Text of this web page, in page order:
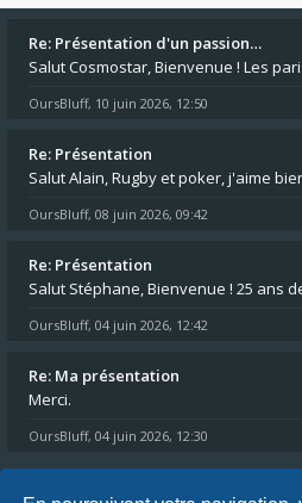
Re: Présentation d'un passion…
OursBluff, 10 juin 2026, 12:50
Re: Présentation
OursBluff, 08 juin 2026, 09:42
Re: Présentation
OursBluff, 04 juin 2026, 12:42
Re: Ma présentation
Merci.
OursBluff, 04 juin 2026, 12:30